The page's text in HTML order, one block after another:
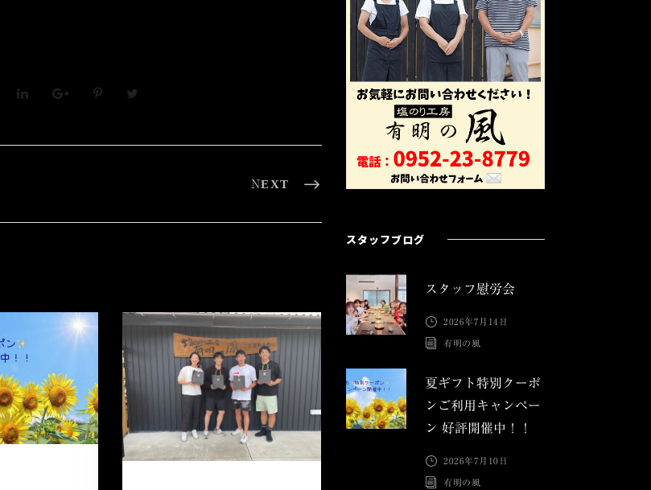
NEXT
スタッフブログ
スタッフ慰労会
2026年7月14日
有明の風
夏ギフト特別クーポ
ンご利用キャンペー
ン 好評開催中！！
2026年7月10日
有明の風